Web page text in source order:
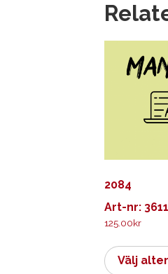
2084
Art-nr: 3611
125.00kr
Välj